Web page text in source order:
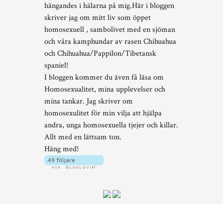
hängandes i hälarna på mig.Här i bloggen
skriver jag om mitt liv som öppet
homosexuell , sambolivet med en sjöman
och våra kamphundar av rasen Chihuahua
och Chihuahua/Pappilon/Tibetansk
spaniel!
I bloggen kommer du även få läsa om
Homosexualitet, mina upplevelser och
mina tankar. Jag skriver om
homosexulitet för min vilja att hjälpa
andra, unga homosexuella tjejer och killar.
Allt med en lättsam ton.
Häng med!